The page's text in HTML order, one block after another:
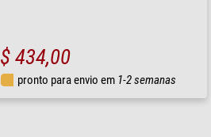
$ 434,00
pronto para envio em 1-2 semanas